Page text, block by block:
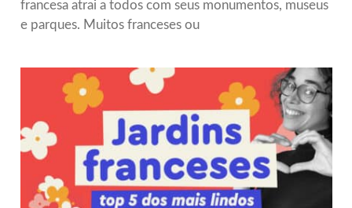
francesa atrai a todos com seus monumentos, museus
e parques. Muitos franceses ou